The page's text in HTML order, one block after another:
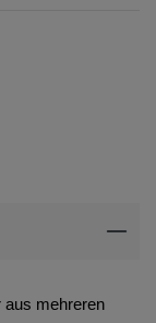
aus mehreren